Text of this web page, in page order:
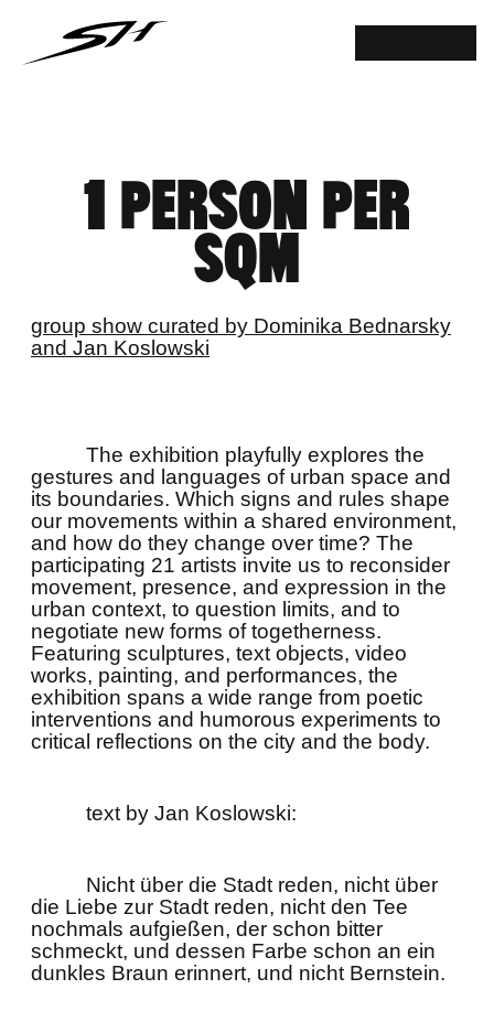
1 PERSON PER
SQM
group show curated by Dominika Bednarsky
and Jan Koslowski
The exhibition playfully explores the
gestures and languages of urban space and
its boundaries. Which signs and rules shape
our movements within a shared environment,
and how do they change over time? The
participating 21 artists invite us to reconsider
movement, presence, and expression in the
urban context, to question limits, and to
negotiate new forms of togetherness.
Featuring sculptures, text objects, video
works, painting, and performances, the
exhibition spans a wide range from poetic
interventions and humorous experiments to
critical reflections on the city and the body.
text by Jan Koslowski:
Nicht über die Stadt reden, nicht über
die Liebe zur Stadt reden, nicht den Tee
nochmals aufgießen, der schon bitter
schmeckt, und dessen Farbe schon an ein
dunkles Braun erinnert, und nicht Bernstein.